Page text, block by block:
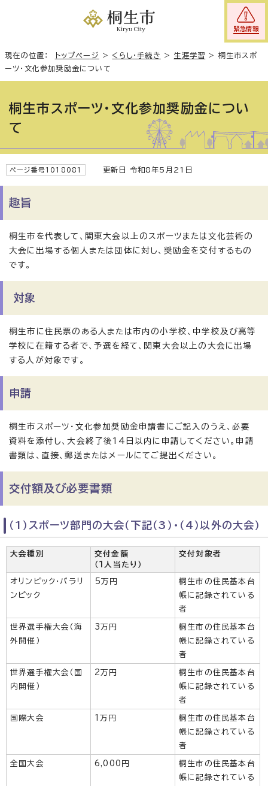
緊急情報
現在の位置： トップページ > くらし・手続き > 生涯学習 > 桐生市スポ
ーツ・文化参加奨励金について
桐生市スポーツ・文化参加奨励金につい
て
ページ番号1018081 更新日 令和8年5月21日
趣旨
桐生市を代表して、関東大会以上のスポーツまたは文化芸術の
大会に出場する個人または団体に対し、奨励金を交付するもの
です。
対象
桐生市に住民票のある人または市内の小学校、中学校及び高等
学校に在籍する者で、予選を経て、関東大会以上の大会に出場
する人が対象です。
申請
桐生市スポーツ・文化参加奨励金申請書にご記入のうえ、必要
資料を添付し、大会終了後14日以内に申請してください。申請
書類は、直接、郵送またはメールにてご提出ください。
交付額及び必要書類
（1）スポーツ部門の大会（下記（3）・（4）以外の大会）
大会種別
交付金額
（1人当たり）
交付対象者
オリンピック・パラリ
ンピック
5万円
桐生市の住民基本台
帳に記録されている
者
世界選手権大会（海
外開催）
3万円
桐生市の住民基本台
帳に記録されている
者
世界選手権大会（国
内開催）
2万円
桐生市の住民基本台
帳に記録されている
者
国際大会 1万円
桐生市の住民基本台
帳に記録されている
者
全国大会 6,000円
桐生市の住民基本台
帳に記録されている